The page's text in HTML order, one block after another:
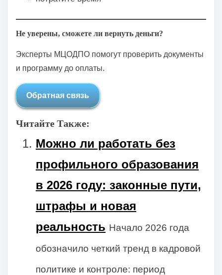
Не уверены, сможете ли вернуть деньги?
Эксперты МЦОДПО помогут проверить документы
и программу до оплаты.
Обратная связь
Читайте Также:
Можно ли работать без
профильного образования
в 2026 году: законные пути,
штрафы и новая
реальность Начало 2026 года
обозначило четкий тренд в кадровой
политике и контроле: период